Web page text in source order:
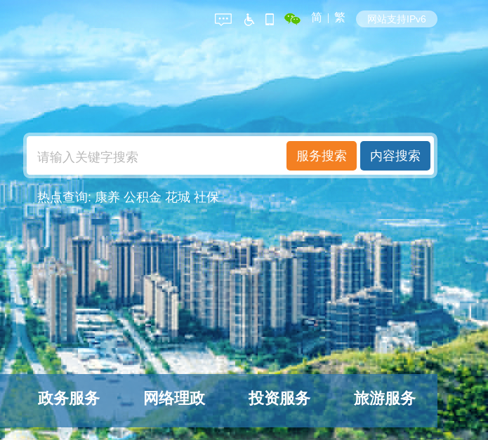
简 | 繁 网站支持IPv6
热点查询:康养 公积金 花城 社保
政务服务 网络理政 投资服务 旅游服务